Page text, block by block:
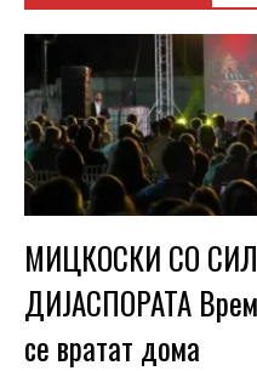
МИЦКОСКИ СО
ДИЈАСПОРАТА
се вратат дома